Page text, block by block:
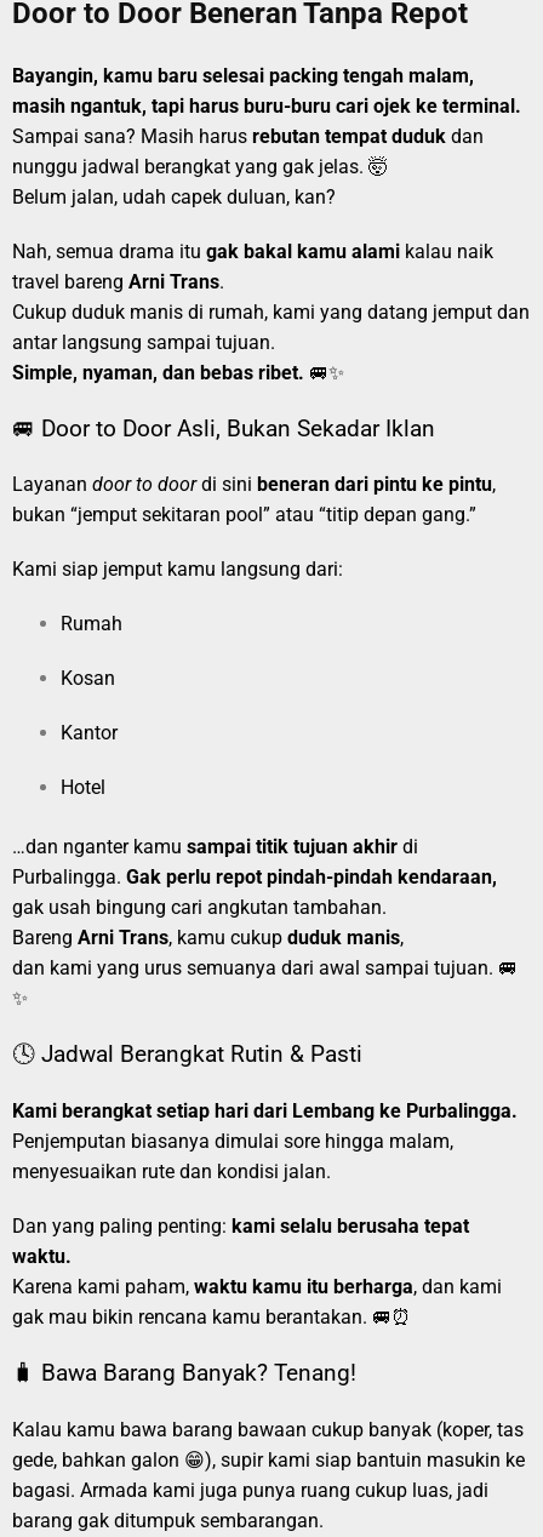
Door to Door Beneran Tanpa Repot
Bayangin, kamu baru selesai packing tengah malam,
masih ngantuk, tapi harus buru-buru cari ojek ke terminal.
Sampai sana? Masih harus rebutan tempat duduk dan
nunggu jadwal berangkat yang gak jelas. 🤯
Belum jalan, udah capek duluan, kan?
Nah, semua drama itu gak bakal kamu alami kalau naik
travel bareng Arni Trans.
Cukup duduk manis di rumah, kami yang datang jemput dan
antar langsung sampai tujuan.
Simple, nyaman, dan bebas ribet. 🚐✨
🚐 Door to Door Asli, Bukan Sekadar Iklan
Layanan door to doordi sini beneran dari pintu ke pintu,
bukan “jemput sekitaran pool” atau “titip depan gang.”
Kami siap jemput kamu langsung dari:
Rumah
Kosan
Kantor
Hotel
…dan nganter kamu sampai titik tujuan akhir di
Purbalingga. Gak perlu repot pindah-pindah kendaraan,
gak usah bingung cari angkutan tambahan.
Bareng Arni Trans, kamu cukup duduk manis,
dan kami yang urus semuanya dari awal sampai tujuan. 🚐
✨
🕓 Jadwal Berangkat Rutin & Pasti
Kami berangkat setiap hari dari Lembang ke Purbalingga.
Penjemputan biasanya dimulai sore hingga malam,
menyesuaikan rute dan kondisi jalan.
Dan yang paling penting: kami selalu berusaha tepat
waktu.
Karena kami paham, waktu kamu itu berharga, dan kami
gak mau bikin rencana kamu berantakan. 🚐⏰
🧳 Bawa Barang Banyak? Tenang!
Kalau kamu bawa barang bawaan cukup banyak (koper, tas
gede, bahkan galon 😁), supir kami siap bantuin masukin ke
bagasi. Armada kami juga punya ruang cukup luas, jadi
barang gak ditumpuk sembarangan.